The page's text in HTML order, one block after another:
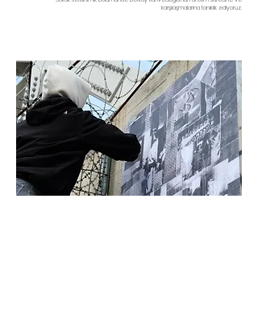
karşılaşmalarına tanıklık ediyoruz.